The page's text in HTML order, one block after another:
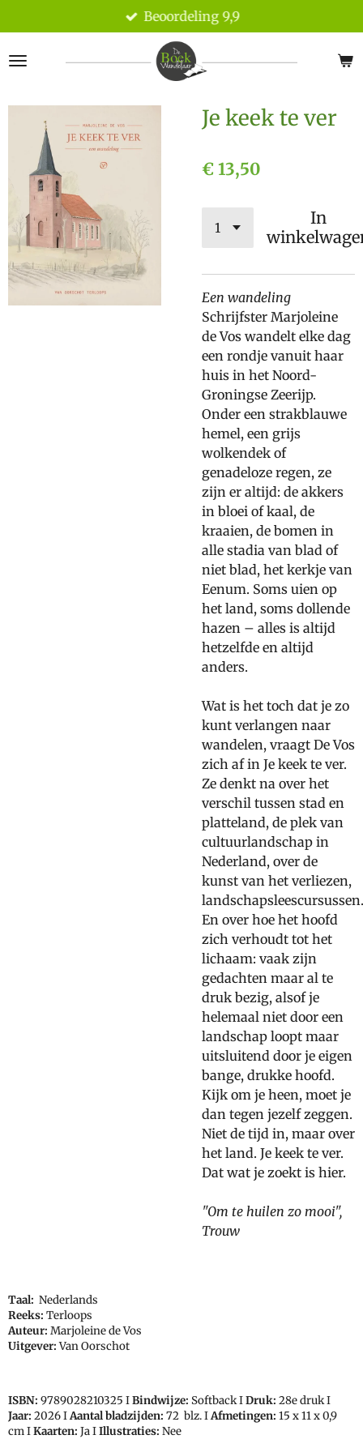
direct
naar
Beoordeling 9,9
Je keek te ver
€ 13,50
In
Een wandeling
Schrijfster Marjoleine
de Vos wandelt elke dag
een rondje vanuit haar
huis in het Noord-
Groningse Zeerijp.
Onder een strakblauwe
hemel, een grijs
wolkendek of
genadeloze regen, ze
zijn er altijd: de akkers
in bloei of kaal, de
kraaien, de bomen in
alle stadia van blad of
niet blad, het kerkje van
Eenum. Soms uien op
het land, soms dollende
hazen – alles is altijd
hetzelfde en altijd
anders.
Wat is het toch dat je zo
kunt verlangen naar
wandelen, vraagt De Vos
zich af in Je keek te ver.
Ze denkt na over het
verschil tussen stad en
platteland, de plek van
cultuurlandschap in
Nederland, over de
kunst van het verliezen,
landschapsleescursussen.
En over hoe het hoofd
zich verhoudt tot het
lichaam: vaak zijn
gedachten maar al te
druk bezig, alsof je
helemaal niet door een
landschap loopt maar
uitsluitend door je eigen
bange, drukke hoofd.
Kijk om je heen, moet je
dan tegen jezelf zeggen.
Niet de tijd in, maar over
het land. Je keek te ver.
Dat wat je zoekt is hier.
"Om te huilen zo mooi",
Trouw
Taal: Nederlands
Reeks: Terloops
Auteur: Marjoleine de Vos
Uitgever:Van Oorschot
ISBN: 9789028210325 IBindwijze: Softback IDruk: 28e druk I
Jaar: 2026 IAantal bladzijden: 72 blz. IAfmetingen: 15 x 11 x 0,9
cmIKaarten: Ja IIllustraties: Nee